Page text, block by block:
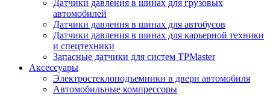
Датчики давления в шинах для грузовых
автомобилей
Датчики давления в шинах для автобусов
Датчики давления в шинах для карьерной техники
и спецтехники
Запасные датчики для систем TPMaster
Аксессуары
Электростеклоподъемники в двери автомобиля
Автомобильные компрессоры